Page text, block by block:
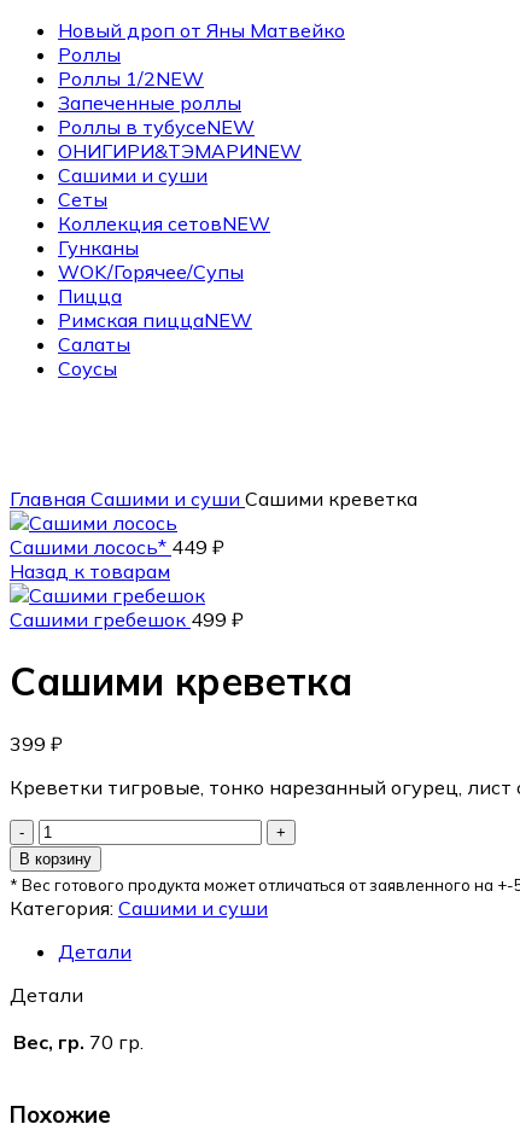
Новый дроп от Яны Матвейко
Роллы
Роллы 1/2NEW
Запеченные роллы
Роллы в тубусеNEW
ОНИГИРИ&ТЭМАРИNEW
Сашими и суши
Сеты
Коллекция сетовNEW
Гунканы
WOK/Горячее/Супы
Пицца
Римская пиццаNEW
Салаты
Соусы
Главная Сашими и суши Сашими креветка
Сашими лосось* 449 ₽
Назад к товарам
Сашими гребешок 499 ₽
Сашими креветка
399 ₽
Креветки тигровые, тонко нарезанный огурец, лист
В корзину
* Вес готового продукта может отличаться от заявленного на +-
Категория: Сашими и суши
Детали
Детали
Вес, гр. 70 гр.
Похожие